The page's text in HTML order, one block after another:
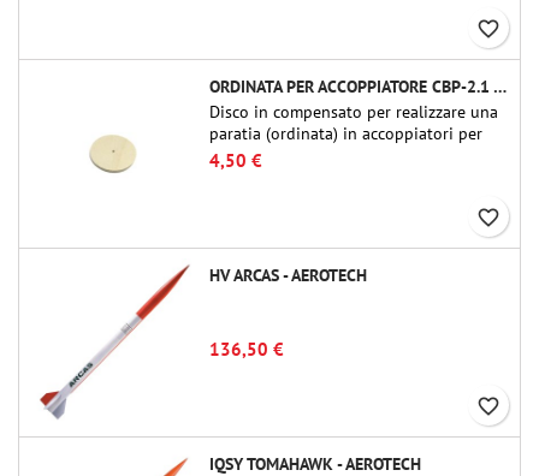
favorite_border
ORDINATA PER ACCOPPIATORE CBP-2.1 - PUBLIC MISSILES LTD.
Disco in compensato per realizzare una
paratia (ordinata) in accoppiatori per
tubi Public Missiles Ltd. da 54 mm (PT-
2.1 o QT-2.1)
4,50 €
favorite_border
HV ARCAS - AEROTECH
136,50 €
favorite_border
IQSY TOMAHAWK - AEROTECH